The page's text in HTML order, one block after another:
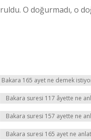
O doğurmadı, o
Bakara 165 ayet ne demek
Bakara suresi 117 âyette ne
Bakara suresi 157 ayette ne
Bakara suresi 165 ayet ne